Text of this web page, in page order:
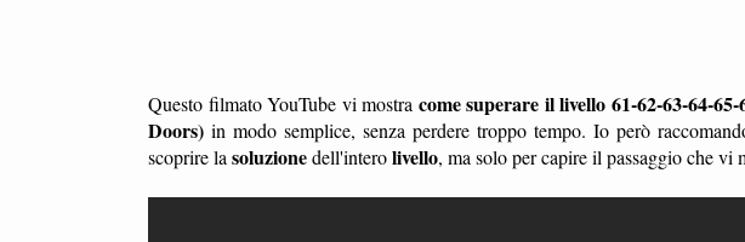
Questo filmato YouTube vi mostra come superare il livello 61-62-63-64-65-
Doors) in modo semplice, senza perdere troppo tempo. Io però
scoprire la soluzionedell'interolivello, ma solo per capire il passaggio che vi